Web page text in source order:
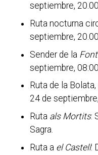
septiembre,
Ruta nocturna
septiembre,
Sender de la
septiembre,
Ruta de la
24 de
Ruta als Mortits:
Sagra.
Ruta a el Castell: